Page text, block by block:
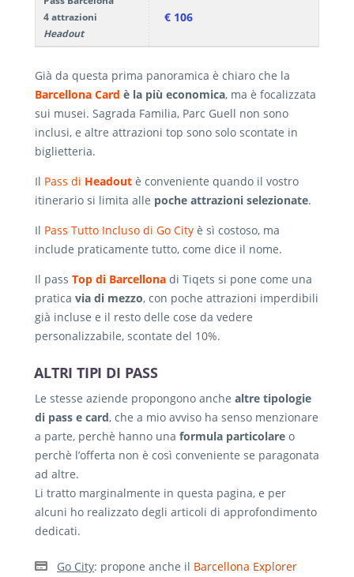
4 attrazioni
Headout
€ 106
Già da questa prima panoramica è chiaro che la
Barcellona Card è la più economica, ma è focalizzata
sui musei. Sagrada Familia, Parc Guell non sono
inclusi, e altre attrazioni top sono solo scontate in
biglietteria.
Il Pass di Headout è conveniente quando il vostro
itinerario si limita alle poche attrazioni selezionate.
Il Pass Tutto Incluso di Go City è sì costoso, ma
include praticamente tutto, come dice il nome.
Il pass Top di Barcellona di Tiqets si pone come una
pratica via di mezzo, con poche attrazioni imperdibili
già incluse e il resto delle cose da vedere
personalizzabile, scontate del 10%.
ALTRI TIPI DI PASS
Le stesse aziende propongono anche altre tipologie
di pass e card, che a mio avviso ha senso menzionare
a parte, perchè hanno una formula particolare o
perchè l’offerta non è così conveniente se paragonata
ad altre.
Li tratto marginalmente in questa pagina, e per
alcuni ho realizzato degli articoli di approfondimento
dedicati.
Go City: propone anche il Barcellona Explorer